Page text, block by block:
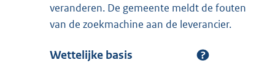
veranderen. De gemeente meldt de fouten
van de zoekmachine aan de leverancier.
Wettelijke basis